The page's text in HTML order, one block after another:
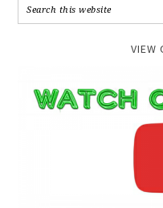
VIEW